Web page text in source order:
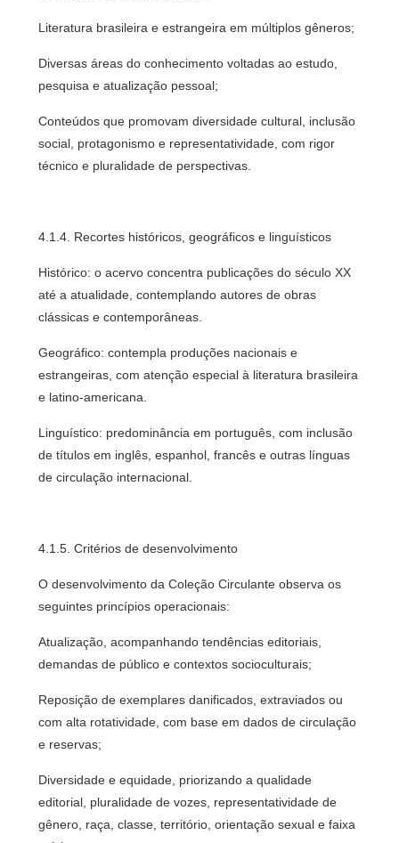
Literatura brasileira e estrangeira em múltiplos gêneros;
Diversas áreas do conhecimento voltadas ao estudo,
pesquisa e atualização pessoal;
Conteúdos que promovam diversidade cultural, inclusão
social, protagonismo e representatividade, com rigor
técnico e pluralidade de perspectivas.
4.1.4. Recortes históricos, geográficos e linguísticos
Histórico: o acervo concentra publicações do século XX
até a atualidade, contemplando autores de obras
clássicas e contemporâneas.
Geográfico: contempla produções nacionais e
estrangeiras, com atenção especial à literatura brasileira
e latino-americana.
Linguístico: predominância em português, com inclusão
de títulos em inglês, espanhol, francês e outras línguas
de circulação internacional.
4.1.5. Critérios de desenvolvimento
O desenvolvimento da Coleção Circulante observa os
seguintes princípios operacionais:
Atualização, acompanhando tendências editoriais,
demandas de público e contextos socioculturais;
Reposição de exemplares danificados, extraviados ou
com alta rotatividade, com base em dados de circulação
e reservas;
Diversidade e equidade, priorizando a qualidade
editorial, pluralidade de vozes, representatividade de
gênero, raça, classe, território, orientação sexual e faixa